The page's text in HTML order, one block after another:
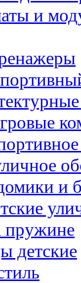
и
и
пружине
детские